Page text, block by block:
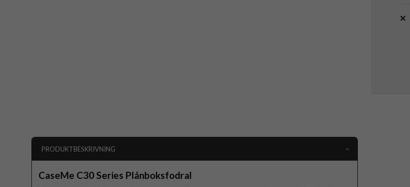
PRODUKTBESKRIVNING
CaseMe C30 Series Plånboksfodral